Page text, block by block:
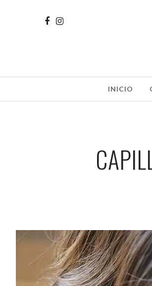
INICIO